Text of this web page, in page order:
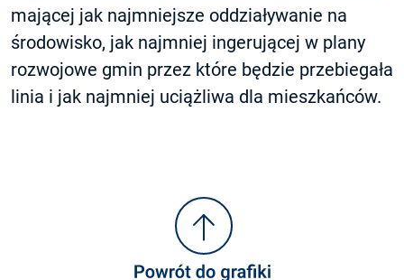
mającej jak najmniejsze oddziaływanie na
środowisko, jak najmniej ingerującej w plany
rozwojowe gmin przez które będzie przebiegała
linia i jak najmniej uciążliwa dla mieszkańców.